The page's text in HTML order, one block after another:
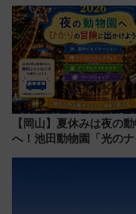
品グルメ登場で駅前の過
はどう変わる？
【岡山】夏休みは夜の
へ！池田動物園「光の